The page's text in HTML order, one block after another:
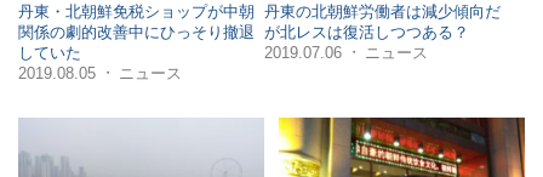
丹東・北朝鮮免税ショップが中朝
関係の劇的改善中にひっそり撤退
していた
2019.08.05
・ ニュース
丹東の北朝鮮労働者は減少傾向だ
が北レスは復活しつつある？
2019.07.06
・ ニュース